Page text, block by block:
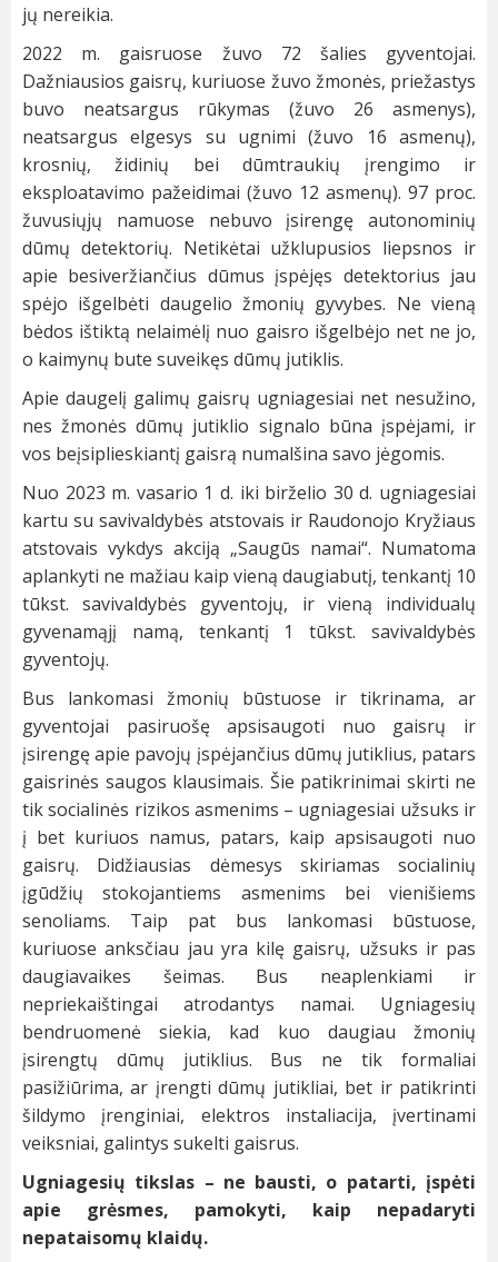
jų nereikia.
2022 m. gaisruose žuvo 72 šalies gyventojai.
Dažniausios gaisrų, kuriuose žuvo žmonės, priežastys
buvo neatsargus rūkymas (žuvo 26 asmenys),
neatsargus elgesys su ugnimi (žuvo 16 asmenų),
krosnių, židinių bei dūmtraukių įrengimo ir
eksploatavimo pažeidimai (žuvo 12 asmenų). 97 proc.
žuvusiųjų namuose nebuvo įsirengę autonominių
dūmų detektorių. Netikėtai užklupusios liepsnos ir
apie besiveržiančius dūmus įspėjęs detektorius jau
spėjo išgelbėti daugelio žmonių gyvybes. Ne vieną
bėdos ištiktą nelaimėlį nuo gaisro išgelbėjo net ne jo,
o kaimynų bute suveikęs dūmų jutiklis.
Apie daugelį galimų gaisrų ugniagesiai net nesužino,
nes žmonės dūmų jutiklio signalo būna įspėjami, ir
vos beįsiplieskiantį gaisrą numalšina savo jėgomis.
Nuo 2023 m. vasario 1 d. iki birželio 30 d. ugniagesiai
kartu su savivaldybės atstovais ir Raudonojo Kryžiaus
atstovais vykdys akciją „Saugūs namai“. Numatoma
aplankyti ne mažiau kaip vieną daugiabutį, tenkantį 10
tūkst. savivaldybės gyventojų, ir vieną individualų
gyvenamąjį namą, tenkantį 1 tūkst. savivaldybės
gyventojų.
Bus lankomasi žmonių būstuose ir tikrinama, ar
gyventojai pasiruošę apsisaugoti nuo gaisrų ir
įsirengę apie pavojų įspėjančius dūmų jutiklius, patars
gaisrinės saugos klausimais. Šie patikrinimai skirti ne
tik socialinės rizikos asmenims – ugniagesiai užsuks ir
į bet kuriuos namus, patars, kaip apsisaugoti nuo
gaisrų. Didžiausias dėmesys skiriamas socialinių
įgūdžių stokojantiems asmenims bei vienišiems
senoliams. Taip pat bus lankomasi būstuose,
kuriuose anksčiau jau yra kilę gaisrų, užsuks ir pas
daugiavaikes šeimas. Bus neaplenkiami ir
nepriekaištingai atrodantys namai. Ugniagesių
bendruomenė siekia, kad kuo daugiau žmonių
įsirengtų dūmų jutiklius. Bus ne tik formaliai
pasižiūrima, ar įrengti dūmų jutikliai, bet ir patikrinti
šildymo įrenginiai, elektros instaliacija, įvertinami
veiksniai, galintys sukelti gaisrus.
Ugniagesių tikslas – ne bausti, o patarti, įspėti
apie grėsmes, pamokyti, kaip nepadaryti
nepataisomų klaidų.